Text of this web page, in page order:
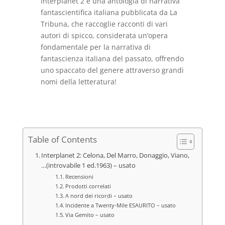
fantascientifica italiana pubblicata da La
Tribuna, che raccoglie racconti di vari
autori di spicco, considerata un’opera
fondamentale per la narrativa di
fantascienza italiana del passato, offrendo
uno spaccato del genere attraverso grandi
nomi della letteratura!
Table of Contents
Interplanet 2: Celona, Del Marro, Donaggio, Viano,
…(introvabile 1 ed.1963) – usato
Recensioni
Prodotti correlati
A nord dei ricordi – usato
Incidente a Twenty-Mile ESAURITO – usato
Via Gemito – usato